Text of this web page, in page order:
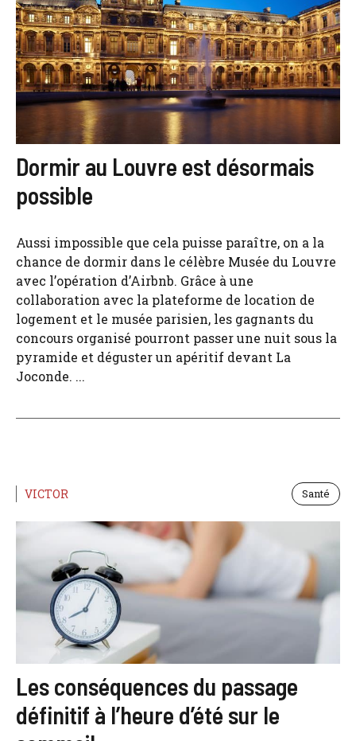
Dormir au Louvre est désormais
possible
Aussi impossible que cela puisse paraître, on a la
chance de dormir dans le célèbre Musée du Louvre
avec l’opération d’Airbnb. Grâce à une
collaboration avec la plateforme de location de
logement et le musée parisien, les gagnants du
concours organisé pourront passer une nuit sous la
pyramide et déguster un apéritif devant La
Joconde. ...
VICTOR Santé
Les conséquences du passage
définitif à l’heure d’été sur le